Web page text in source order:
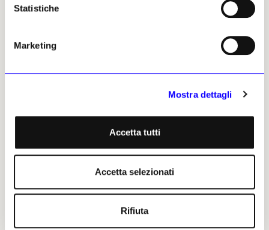
Statistiche
Marketing
Mostra dettagli
Accetta tutti
Accetta selezionati
Rifiuta